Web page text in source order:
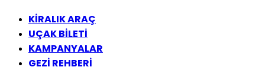
KİRALIK ARAÇ
UÇAK BİLETİ
KAMPANYALAR
GEZİ REHBERİ